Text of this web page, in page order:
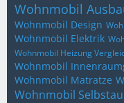
Wohnmobil
Wohnmobil Design
Wohnmobil Elektrik
Wohnmobil Heizung
Wohnmobil
Wohnmobil Matratze
Wohnmobil